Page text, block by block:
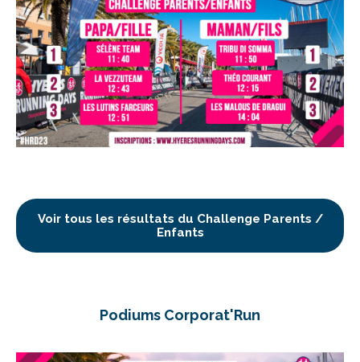
Voir tous les résultats du Challenge Parents /
Enfants
Podiums Corporat'Run